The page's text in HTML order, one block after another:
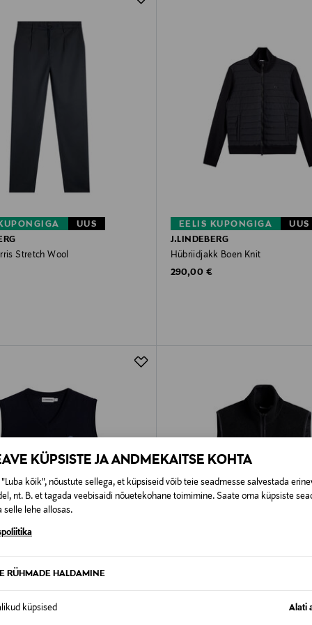
KÜPSISTE JA ANDMEKAITSE KOHTA
"Luba kõik", nõustute sellega, et küpsiseid võib teie seadmesse salvestada
nt. B. et tagada veebisaidi nõuetekohane toimimine. Saate oma küpsiste
selle lehe allosas.
RÜHMADE HALDAMINE
küpsised Alati
UUS
Stretch Wool
EELIS KUPONGIGA
UUS
J.LINDEBERG
Hübriidjakk Boen Knit
Original Price
290,00 €
61%
EELIS KUPONGIGA
UUS